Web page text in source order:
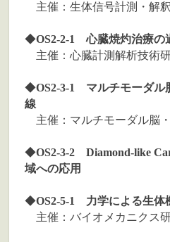
主催：生体信号計測・解
◆OS2-2-1 心臓焼灼治療の
主催：心臓計測解析技術
◆OS2-3-1 マルチモーダル
線
主催：マルチモーダル脳
◆OS2-3-2 Diamond-like
域への応用
◆OS2-5-1 力学による生体
主催：バイオメカニクス